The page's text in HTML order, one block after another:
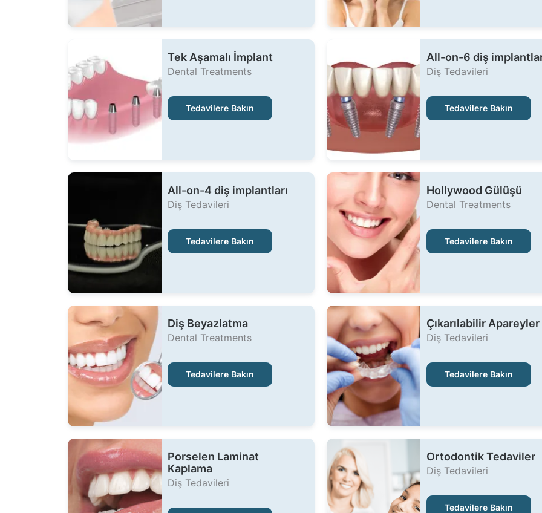
Tek Aşamalı İmplant
Dental Treatments
Tedavilere Bakın
All-on-6 diş
Diş Tedavileri
Tedavilere Bakın
All-on-4 diş implantları
Diş Tedavileri
Tedavilere Bakın
Hollywood Gülüşü
Dental Treatments
Tedavilere Bakın
Diş Beyazlatma
Dental Treatments
Tedavilere Bakın
Çıkarılabilir Apareyler
Diş Tedavileri
Tedavilere Bakın
Porselen Laminat
Kaplama
Diş Tedavileri
Ortodontik Tedaviler
Diş Tedavileri
Tedavilere Bakın